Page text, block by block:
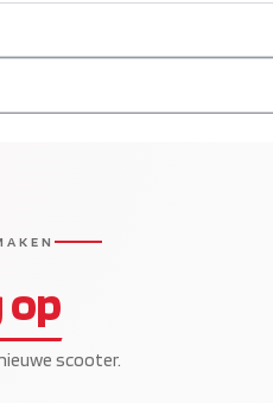
op
scooter.